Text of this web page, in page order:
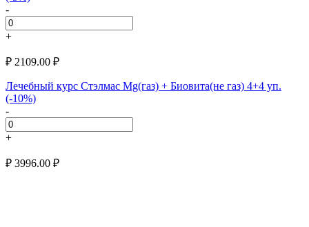
-
+
₽ 2109.00 ₽
Лечебный курс Стэлмас Mg(газ) + Биовита(не газ) 4+4 уп.
(-10%)
-
+
₽ 3996.00 ₽